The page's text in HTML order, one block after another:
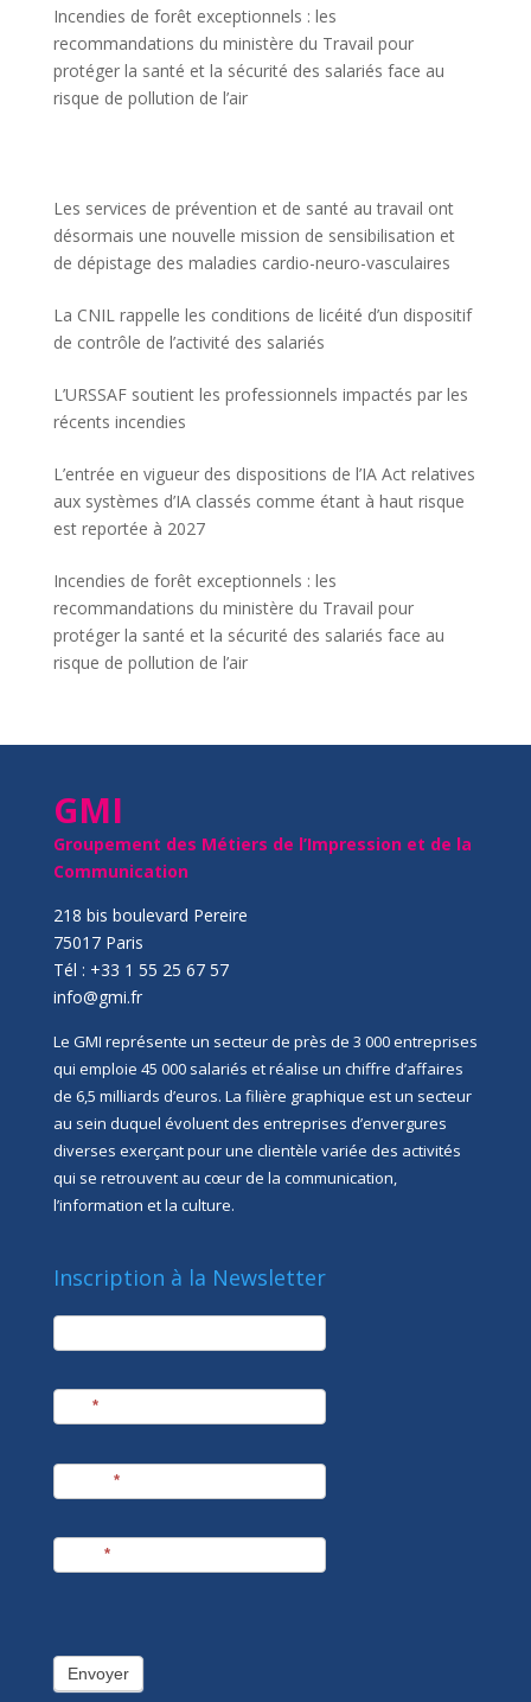
Incendies de forêt exceptionnels : les
recommandations du ministère du Travail pour
protéger la santé et la sécurité des salariés face au
risque de pollution de l’air
Les services de prévention et de santé au travail ont
désormais une nouvelle mission de sensibilisation et
de dépistage des maladies cardio-neuro-vasculaires
La CNIL rappelle les conditions de licéité d’un dispositif
de contrôle de l’activité des salariés
L’URSSAF soutient les professionnels impactés par les
récents incendies
L’entrée en vigueur des dispositions de l’IA Act relatives
aux systèmes d’IA classés comme étant à haut risque
est reportée à 2027
Incendies de forêt exceptionnels : les
recommandations du ministère du Travail pour
protéger la santé et la sécurité des salariés face au
risque de pollution de l’air
GMI
Groupement des Métiers de l’Impression et de la
Communication
218 bis boulevard Pereire
75017 Paris
Tél : +33 1 55 25 67 57
info@gmi.fr
Le GMI représente un secteur de près de 3 000 entreprises
qui emploie 45 000 salariés et réalise un chiffre d’affaires
de 6,5 milliards d’euros. La filière graphique est un secteur
au sein duquel évoluent des entreprises d’envergures
diverses exerçant pour une clientèle variée des activités
qui se retrouvent au cœur de la communication,
l’information et la culture.
Inscription à la Newsletter
newsletter
*
*
*
Envoyer